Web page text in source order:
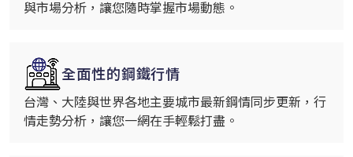
與市場分析，讓您隨時掌握市場動態。
全面性的鋼鐵行情
台灣、大陸與世界各地主要城市最新鋼情同步更新，行
情走勢分析，讓您一網在手輕鬆打盡。